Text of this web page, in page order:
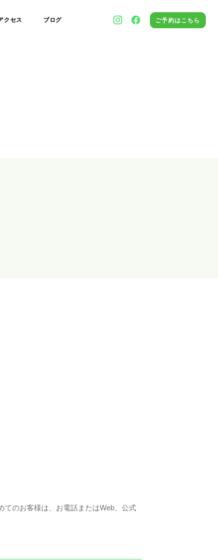
ご予約はこちら
クセス ブログ
のお客様は、お電話またはWeb、公式